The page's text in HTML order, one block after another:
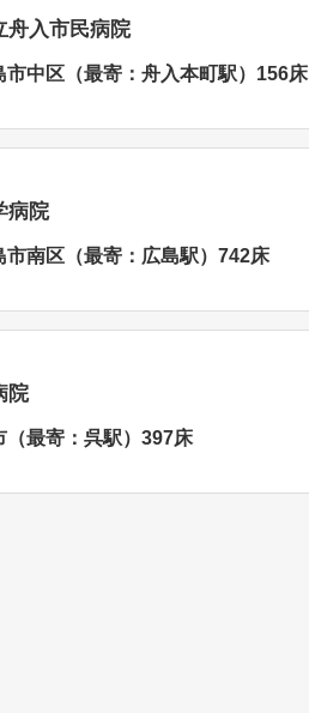
舟入市民病院
市中区（最寄：舟入本町駅）156床
病院
市南区（最寄：広島駅）742床
院
（最寄：呉駅）397床